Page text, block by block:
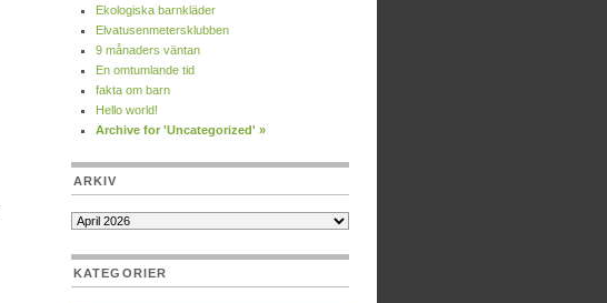
Ekologiska barnkläder
Elvatusenmetersklubben
9 månaders väntan
En omtumlande tid
fakta om barn
Hello world!
Archive for 'Uncategorized' »
ARKIV
KATEGORIER